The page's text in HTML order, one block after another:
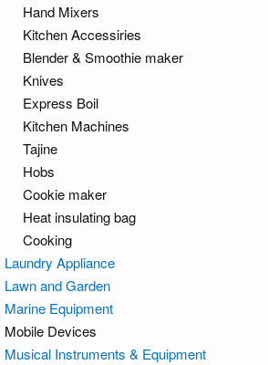
Hand Mixers
Kitchen Accessiries
Blender & Smoothie maker
Knives
Express Boil
Kitchen Machines
Tajine
Hobs
Cookie maker
Heat insulating bag
Cooking
Laundry Appliance
Lawn and Garden
Marine Equipment
Mobile Devices
Musical Instruments & Equipment